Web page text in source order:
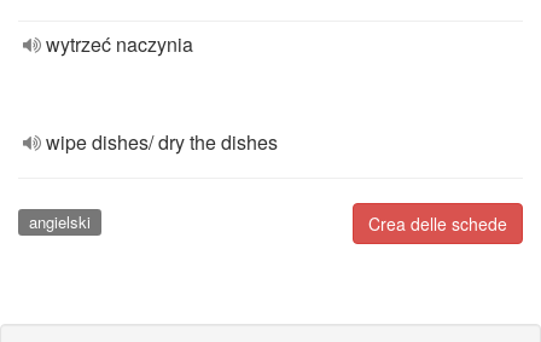
wytrzeć naczynia
wipe dishes/ dry the dishes
Crea delle schede
angielski